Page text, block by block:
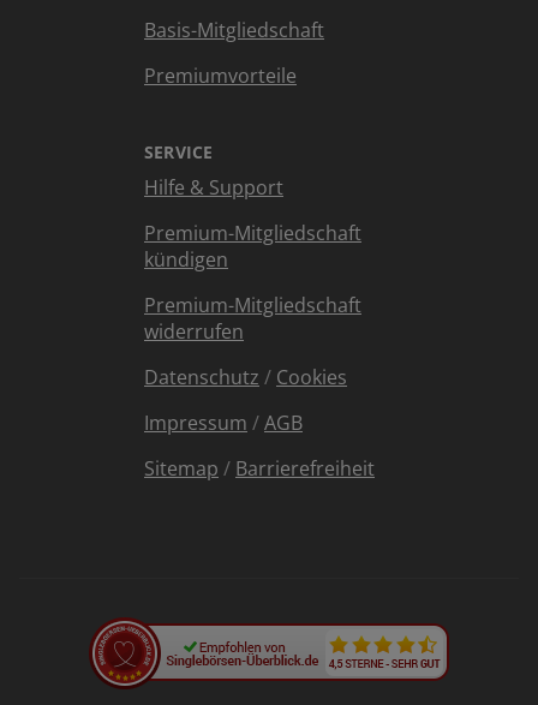
Basis-Mitgliedschaft
Premiumvorteile
SERVICE
Hilfe & Support
Premium-Mitgliedschaft
kündigen
Premium-Mitgliedschaft
widerrufen
Datenschutz / Cookies
Impressum /AGB
Sitemap / Barrierefreiheit